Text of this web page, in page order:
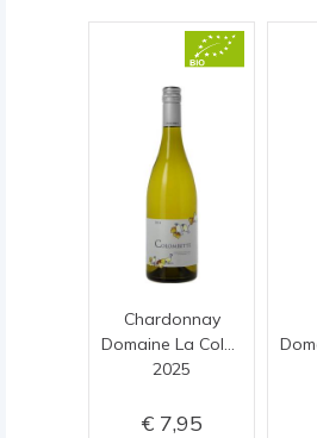
Chardonnay
2025
7,95